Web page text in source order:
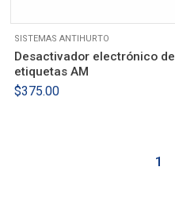
SISTEMAS ANTIHURTO
Desactivador electrónico de
etiquetas AM
$375.00
1